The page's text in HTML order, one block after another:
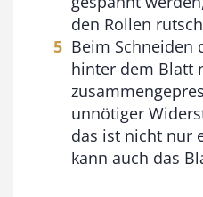
den Rollen
Beim Schneiden
hinter dem Blatt
unnötiger
das ist nicht nur
kann auch das